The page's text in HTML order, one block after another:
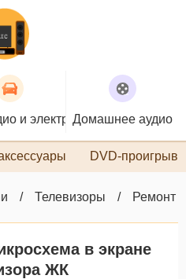
и электроникаДомашнее аудио
DVD-
Телевизоры Ремонт
в экране
ЖК